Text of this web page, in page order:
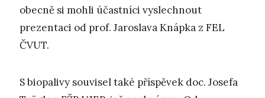
obecně si mohli účastníci vyslechnout
prezentaci od prof. Jaroslava Knápka z FEL
ČVUT.
S biopalivy souvisel také příspěvek doc. Josefa